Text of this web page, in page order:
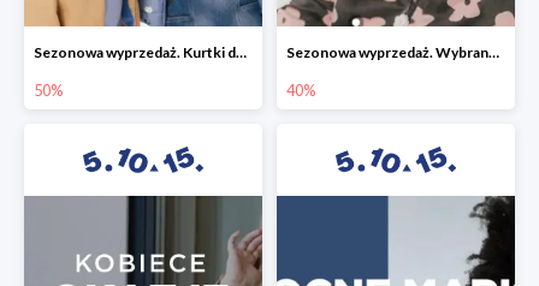
Sezonowa wyprzedaż. Kurtki do -50%
50%
Sezonowa wyprzedaż. Wybrane modele do -40%
40%